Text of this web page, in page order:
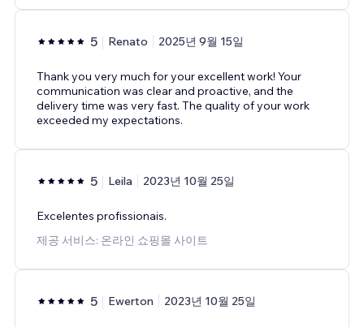
5 Renato 2025년 9월 15일
Thank you very much for your excellent work! Your
communication was clear and proactive, and the
delivery time was very fast. The quality of your work
exceeded my expectations.
5 Leila 2023년 10월 25일
Excelentes profissionais.
제공 서비스: 온라인 쇼핑몰 사이트
5 Ewerton 2023년 10월 25일